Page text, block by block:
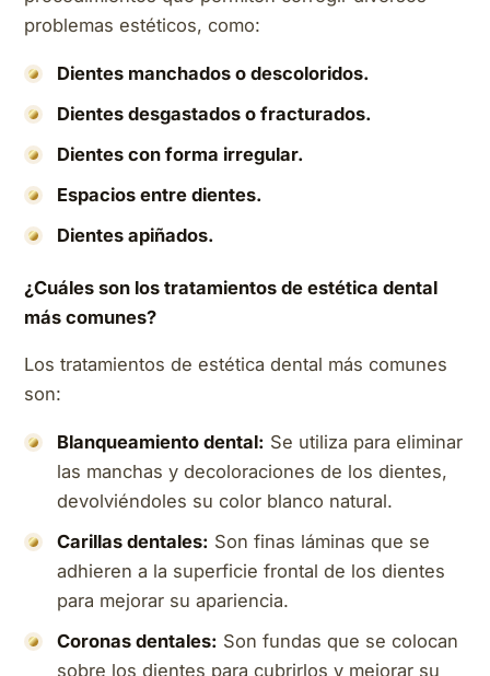
problemas estéticos, como:
Dientes manchados o descoloridos.
Dientes desgastados o fracturados.
Dientes con forma irregular.
Espacios entre dientes.
Dientes apiñados.
¿Cuáles son los tratamientos de estética dental
más comunes?
Los tratamientos de estética dental más comunes
son:
Blanqueamiento dental: Se utiliza para eliminar
las manchas y decoloraciones de los dientes,
devolviéndoles su color blanco natural.
Carillas dentales: Son finas láminas que se
adhieren a la superficie frontal de los dientes
para mejorar su apariencia.
Coronas dentales: Son fundas que se colocan
sobre los dientes para cubrirlos y mejorar su